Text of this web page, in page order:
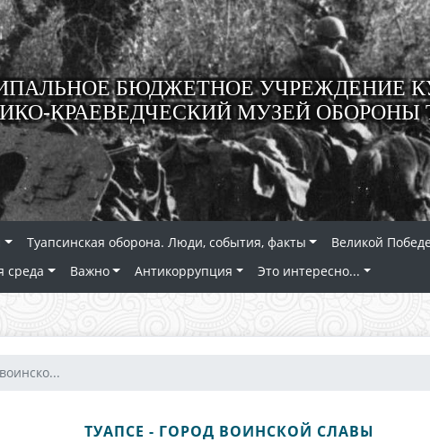
БЮДЖЕТНОЕ УЧРЕЖДЕНИЕ
КРАЕВЕДЧЕСКИЙ МУЗЕЙ ОБОРОНЫ
Туапсинская оборона. Люди, события, факты
Великой
среда Важно Антикоррупция Это интересно...
ТУАПСЕ - ГОРОД ВОИНСКОЙ СЛАВЫ